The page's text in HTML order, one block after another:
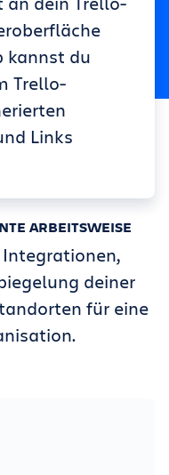
kannst du
Trello-
Links
ARBEITSWEISE
deiner
für eine